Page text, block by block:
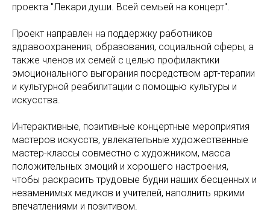
проекта "Лекари души. Всей семьей на концерт".
Проект направлен на поддержку работников
здравоохранения, образования, социальной сферы, а
также членов их семей с целью профилактики
эмоционального выгорания посредством арт-терапии
и культурной реабилитации с помощью культуры и
искусства.
Интерактивные, позитивные концертные мероприятия
мастеров искусств, увлекательные художественные
мастер-классы совместно с художником, масса
положительных эмоций и хорошего настроения,
чтобы раскрасить трудовые будни наших бесценных и
незаменимых медиков и учителей, наполнить яркими
впечатлениями и позитивом.